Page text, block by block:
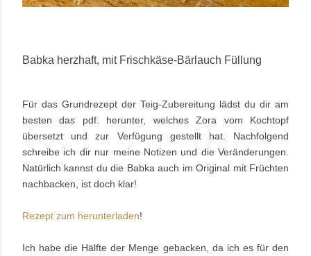
Babka herzhaft, mit Frischkäse-Bärlauch Füllung
Für das Grundrezept der Teig-Zubereitung lädst du dir am
besten das pdf. herunter, welches Zora vom Kochtopf
übersetzt und zur Verfügung gestellt hat. Nachfolgend
schreibe ich dir nur meine Notizen und die Veränderungen.
Natürlich kannst du die Babka auch im Original mit Früchten
nachbacken, ist doch klar!
Rezept zum herunterladen!
Ich habe die Hälfte der Menge gebacken, da ich es für den